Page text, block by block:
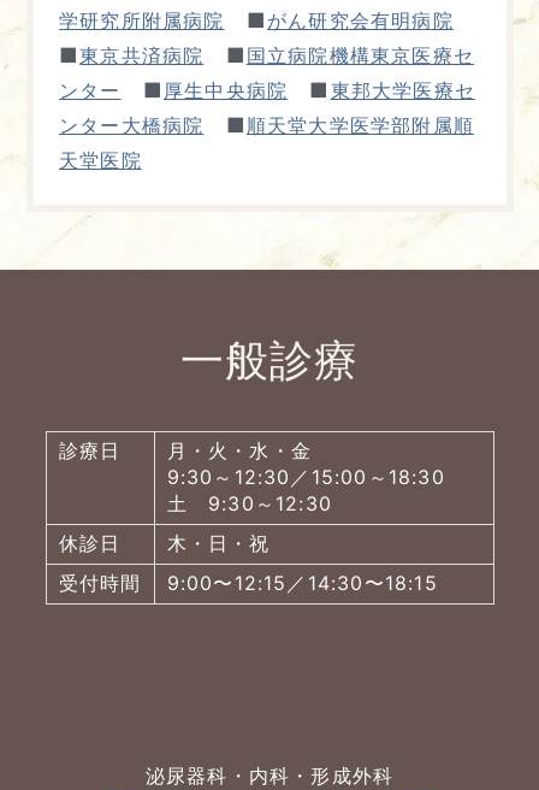
学研究所附属病院
■ がん研究会有明病院
■東京共済病院 ■ 国立病院機構東京医療セ
ンター
■ 厚生中央病院 ■ 東邦大学医療セ
ンター大橋病院
■ 順天堂大学医学部附属順
天堂医院
一般診療
診療日
月・火・水・金
9:30～12:30／15:00～18:30
土 9:30～12:30
休診日
木・日・祝
受付時間
9:00〜12:15／14:30〜18:15
泌尿器科・内科・形成外科